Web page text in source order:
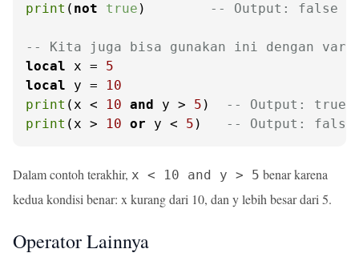
print ( not true ) -- Output: false
-- Kita juga bisa gunakan ini dengan
local x = 5
local y =
10
print (x < 10 and y > 5 )
-- Output: true
print (x > 10 or y < 5 ) -- Output: false
Dalam contoh terakhir, x < 10 and y > 5 benar karena
kedua kondisi benar: x kurang dari 10, dan y lebih besar dari 5.
Operator Lainnya